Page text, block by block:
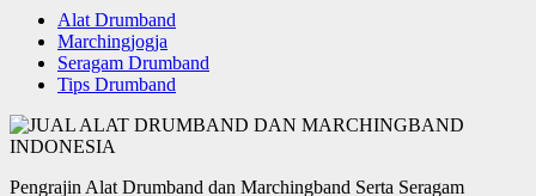
Alat Drumband
Marchingjogja
Seragam Drumband
Tips Drumband
Pengrajin Alat Drumband dan Marchingband Serta Seragam